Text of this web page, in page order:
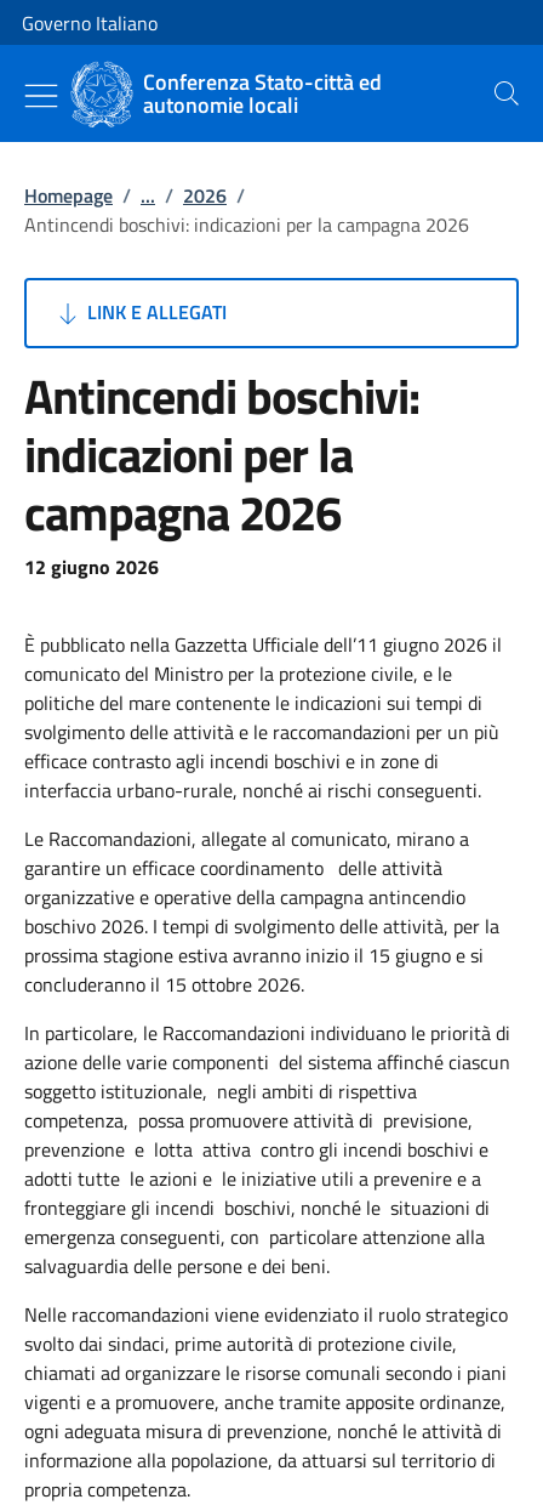
Vai al contenuto
Vai alla navigazione del sito
Governo Italiano
Conferenza Stato-città ed
autonomie locali Cerca
Homepage / ... / 2026 /
Antincendi boschivi: indicazioni per la campagna 2026
LINK E ALLEGATI
Antincendi boschivi:
indicazioni per la
campagna 2026
12 giugno 2026
È pubblicato nella Gazzetta Ufficiale dell’11 giugno 2026 il
comunicato del Ministro per la protezione civile, e le
politiche del mare contenente le indicazioni sui tempi di
svolgimento delle attività e le raccomandazioni per un più
efficace contrasto agli incendi boschivi e in zone di
interfaccia urbano-rurale, nonché ai rischi conseguenti.
Le Raccomandazioni, allegate al comunicato, mirano a
garantire un efficace coordinamento delle attività
organizzative e operative della campagna antincendio
boschivo 2026. I tempi di svolgimento delle attività, per la
prossima stagione estiva avranno inizio il 15 giugno e si
concluderanno il 15 ottobre 2026.
In particolare, le Raccomandazioni individuano le priorità di
azione delle varie componenti del sistema affinché ciascun
soggetto istituzionale, negli ambiti di rispettiva
competenza, possa promuovere attività di previsione,
prevenzione e lotta attiva contro gli incendi boschivi e
adotti tutte le azioni e le iniziative utili a prevenire e a
fronteggiare gli incendi boschivi, nonché le situazioni di
emergenza conseguenti, con particolare attenzione alla
salvaguardia delle persone e dei beni.
Nelle raccomandazioni viene evidenziato il ruolo strategico
svolto dai sindaci, prime autorità di protezione civile,
chiamati ad organizzare le risorse comunali secondo i piani
vigenti e a promuovere, anche tramite apposite ordinanze,
ogni adeguata misura di prevenzione, nonché le attività di
informazione alla popolazione, da attuarsi sul territorio di
propria competenza.